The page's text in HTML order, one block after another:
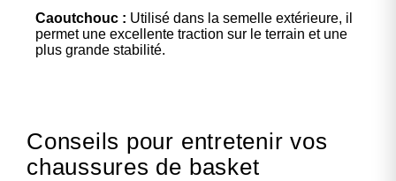
Caoutchouc : Utilisé dans la semelle extérieure, il
permet une excellente traction sur le terrain et une
plus grande stabilité.
Conseils pour entretenir vos
chaussures de basket